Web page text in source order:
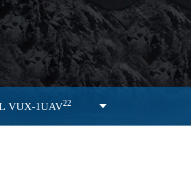
VUX-1UAV22